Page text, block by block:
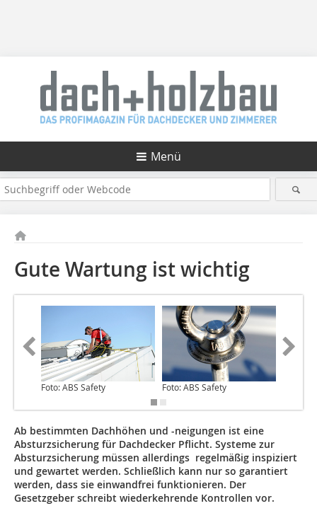
Menü
Gute Wartung ist wichtig
Foto: ABS Safety Foto: ABS Safety
Ab bestimmten Dachhöhen und -neigungen ist eine
Absturzsicherung für Dachdecker Pflicht. Systeme zur
Absturzsicherung müssen allerdings regelmäßig inspiziert
und gewartet werden. Schließlich kann nur so garantiert
werden, dass sie einwandfrei funktionieren. Der
Gesetzgeber schreibt wiederkehrende Kontrollen vor.